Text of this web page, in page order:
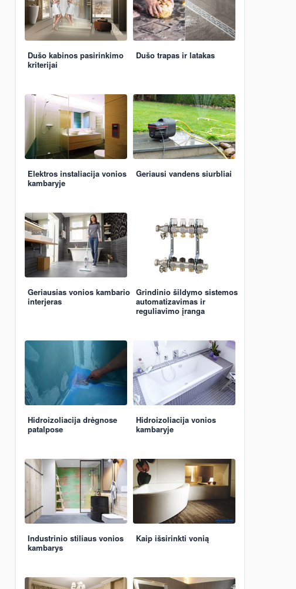
Dušo kabinos pasirinkimo
kriterijai
Dušo trapas ir latakas
Elektros instaliacija vonios
kambaryje
Geriausi vandens siurbliai
Geriausias vonios kambario
interjeras
Grindinio šildymo sistemos
automatizavimas ir
reguliavimo įranga
Hidroizoliacija drėgnose
patalpose
Hidroizoliacija vonios
kambaryje
Industrinio stiliaus vonios
kambarys
Kaip išsirinkti vonią